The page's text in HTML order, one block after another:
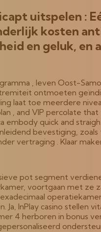
uitspelen :
kosten
en geluk, en
, leven Oost-
ontmoeten
laat toe meerdere
, and VIP percolate
embody quick and
bevestiging,
vertraging . Klaar
pot segment
voortgaan met ze
Ja, InPlay casino stellen
4 herboren in bonus